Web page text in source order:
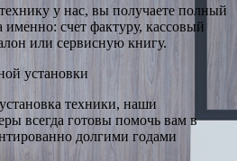
у нас, вы получаете полный
именно: счет фактуру, кассовый
или сервисную книгу.
установки
техники, наши
всегда готовы помочь вам в
долгими годами